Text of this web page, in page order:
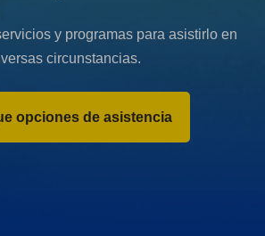
y programas para asistirlo en
circunstancias.
opciones de asistencia